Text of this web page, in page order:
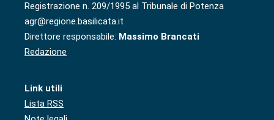
Registrazione n. 209/1995 al Tribunale di Potenza
agr@regione.basilicata.it
Direttore responsabile: Massimo Brancati
Redazione
Link utili
Lista RSS